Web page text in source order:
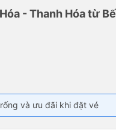
- Thanh Hóa từ
và ưu đãi khi đặt vé